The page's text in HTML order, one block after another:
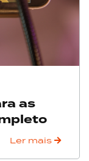
as
Ler mais